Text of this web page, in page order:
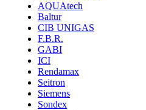
AQUAtech
Baltur
CIB UNIGAS
F.B.R.
GABI
ICI
Rendamax
Seitron
Siemens
Sondex